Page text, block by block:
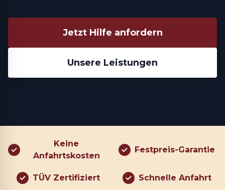
Jetzt Hilfe anfordern
Unsere Leistungen
Keine
Anfahrtskosten
Festpreis-Garantie
TÜV Zertifiziert Schnelle Anfahrt